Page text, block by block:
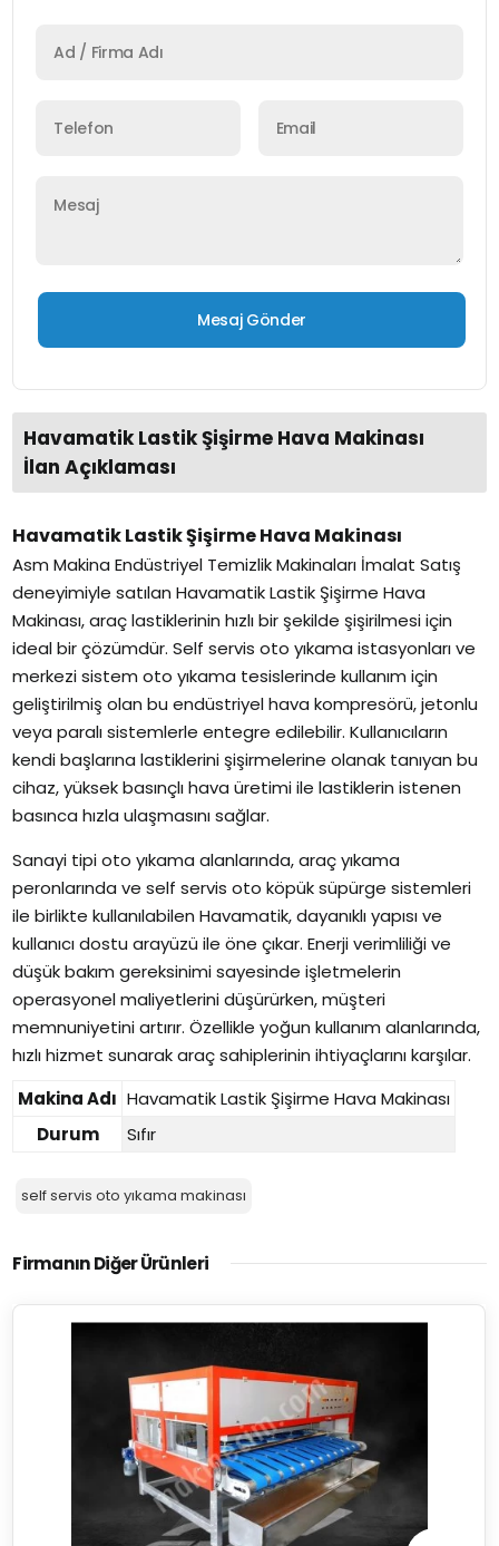
Havamatik Lastik Şişirme Hava Makinası
İlan Açıklaması
Havamatik Lastik Şişirme Hava Makinası
Asm Makina Endüstriyel Temizlik Makinaları İmalat Satış
deneyimiyle satılan Havamatik Lastik Şişirme Hava
Makinası, araç lastiklerinin hızlı bir şekilde şişirilmesi için
ideal bir çözümdür. Self servis oto yıkama istasyonları ve
merkezi sistem oto yıkama tesislerinde kullanım için
geliştirilmiş olan bu endüstriyel hava kompresörü, jetonlu
veya paralı sistemlerle entegre edilebilir. Kullanıcıların
kendi başlarına lastiklerini şişirmelerine olanak tanıyan bu
cihaz, yüksek basınçlı hava üretimi ile lastiklerin istenen
basınca hızla ulaşmasını sağlar.
Sanayi tipi oto yıkama alanlarında, araç yıkama
peronlarında ve self servis oto köpük süpürge sistemleri
ile birlikte kullanılabilen Havamatik, dayanıklı yapısı ve
kullanıcı dostu arayüzü ile öne çıkar. Enerji verimliliği ve
düşük bakım gereksinimi sayesinde işletmelerin
operasyonel maliyetlerini düşürürken, müşteri
memnuniyetini artırır. Özellikle yoğun kullanım alanlarında,
hızlı hizmet sunarak araç sahiplerinin ihtiyaçlarını karşılar.
Makina Adı Havamatik Lastik Şişirme Hava Makinası
Durum
Sıfır
self servis oto yıkama makinası
Firmanın Diğer Ürünleri